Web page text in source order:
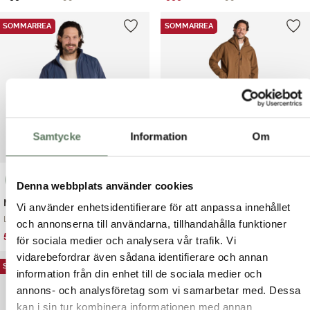
Samtycke Information Om
Denna webbplats använder cookies
Vi använder enhetsidentifierare för att anpassa innehållet
och annonserna till användarna, tillhandahålla funktioner
för sociala medier och analysera vår trafik. Vi
vidarebefordrar även sådana identifierare och annan
information från din enhet till de sociala medier och
annons- och analysföretag som vi samarbetar med. Dessa
kan i sin tur kombinera informationen med annan
priset
priset
priset
1,499.00 kr.
priset
Mack Jacket
SOMMARREA
Lätt och smidig vi...
899.00
kr
Det
priset
var:
899.00 kr.
599.00
Det
priset
599.00 kr.
Samuel Jacket
SOMMARREA
Samuel jacket – Fu...
1,499.00
priset
var:
1,499.00 kr.
999.00
priset
är:
999.00 kr.
SOMMARREA